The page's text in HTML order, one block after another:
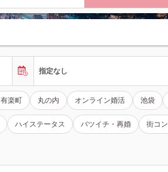
指定なし
有楽町 丸の内 オンライン婚活 池袋
ハイステータス バツイチ・再婚 街コン